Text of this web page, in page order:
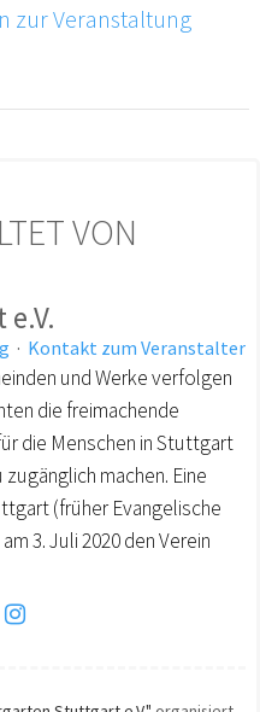
zur Veranstaltung
VON
· Kontakt zum Veranstalter
und Werke verfolgen
die freimachende
die Menschen in Stuttgart
machen. Eine
(früher Evangelische
3. Juli 2020 den Verein